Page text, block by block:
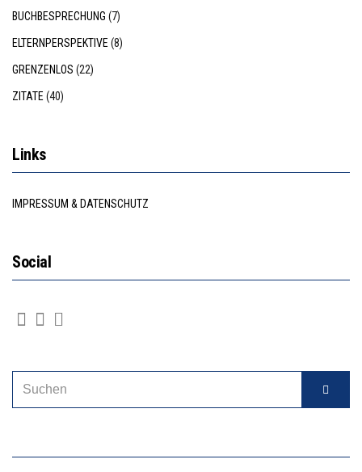
BUCHBESPRECHUNG (7)
ELTERNPERSPEKTIVE (8)
GRENZENLOS (22)
ZITATE (40)
Links
IMPRESSUM & DATENSCHUTZ
Social